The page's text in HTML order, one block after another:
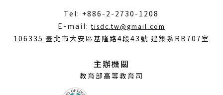
Tel: +886-2-2730-1208
E-mail:tisdc.tw@gmail.com
開
106335 臺北市大安區基隆路4段43號 建築系RB707室
主辦機關
教育部高等教育司